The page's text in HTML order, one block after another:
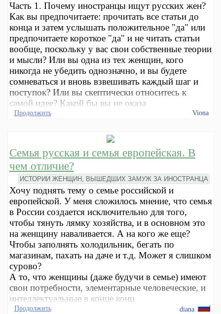
Часть 1. Почему иностранцы ищут русских жен?
Как вы предпочитаете: прочитать все статьи до
конца и затем услышать положительное "да" или
предпочитаете короткое "да" и не читать статьи
вообще, поскольку у вас свои собственные теории
и мысли? Или вы одна из тех женщин, кого
никогда не убедить однозначно, и вы будете
сомневаться и вновь взвешивать каждый шаг и
поступок? Или вы скептически относитесь к
самой идее? Какой бы вы не оказа
Продолжить Viona
Семья русская и семья европейская. В
чем отличие?
ИСТОРИИ ЖЕНЩИН, ВЫШЕДШИХ ЗАМУЖ ЗА ИНОСТРАНЦА
Хочу поднять тему о семье российской и
европейской. У меня сложилось мнение, что семья
в России создается исключительно для того,
чтобы тянуть лямку хозяйства, и в основном это
на женщину наваливается. А на кого же еще?
Чтобы заполнять холодильник, бегать по
магазинам, пахать на даче и т.д. Может я слишком
сурово?
А то, что женщины (даже будучи в семье) имеют
свои потребности, элементарные человеческие, и
интеллектуальные в конце конц
Продолжить diana